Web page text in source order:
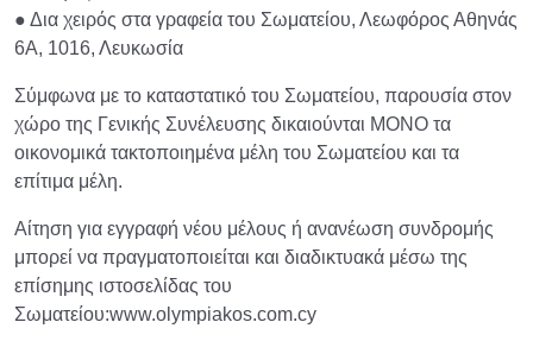
● Δια χειρός στα γραφεία του Σωματείου, Λεωφόρος Αθηνάς
6Α, 1016, Λευκωσία
Σύμφωνα με το καταστατικό του Σωματείου, παρουσία στον
χώρο της Γενικής Συνέλευσης δικαιούνται ΜΟΝΟ τα
οικονομικά τακτοποιημένα μέλη του Σωματείου και τα
επίτιμα μέλη.
Αίτηση για εγγραφή νέου μέλους ή ανανέωση συνδρομής
μπορεί να πραγματοποιείται και διαδικτυακά μέσω της
επίσημης ιστοσελίδας του
Σωματείου:www.olympiakos.com.cy